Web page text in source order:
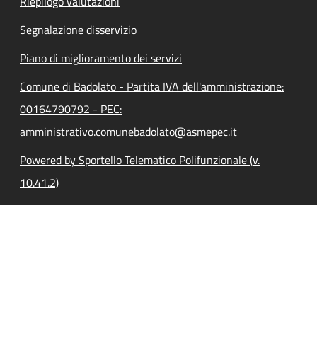
Segnalazione disservizio
Piano di miglioramento dei servizi
Comune di Badolato - Partita IVA dell'amministrazione:
00164790792 - PEC:
amministrativo.comunebadolato@asmepec.it
Powered by Sportello Telematico Polifunzionale (v.
10.41.2)